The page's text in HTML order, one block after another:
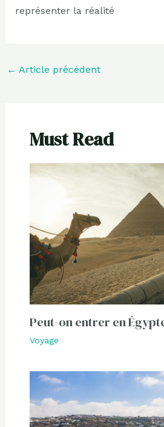
représenter la réalité
← Article précédent
Must Read
Peut-on entrer en
Voyage